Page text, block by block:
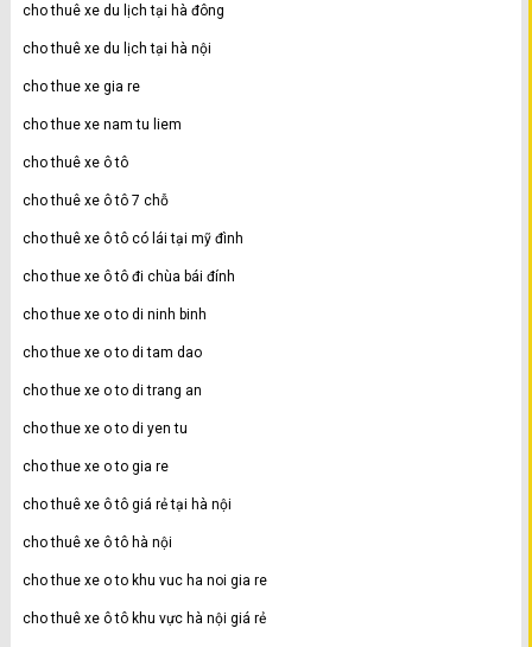
cho thuê xe du lịch tại hà đông
cho thuê xe du lịch tại hà nội
cho thue xe gia re
cho thue xe nam tu liem
cho thuê xe ô tô
cho thuê xe ô tô 7 chỗ
cho thuê xe ô tô có lái tại mỹ đình
cho thue xe ô tô đi chùa bái đính
cho thue xe o to di ninh binh
cho thue xe o to di tam dao
cho thue xe o to di trang an
cho thue xe o to di yen tu
cho thue xe o to gia re
cho thuê xe ô tô giá rẻ tại hà nội
cho thuê xe ô tô hà nội
cho thue xe o to khu vuc ha noi gia re
cho thuê xe ô tô khu vực hà nội giá rẻ